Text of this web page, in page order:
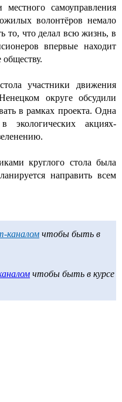
самоуправления
волонтёров немало
то, что делал всю жизнь, в
впервые находит
обществу.
участники движения
округе обсудили
в рамках проекта. Одна
акциях-
круглого стола была
направить всем
каналом чтобы быть в
чтобы быть в курсе